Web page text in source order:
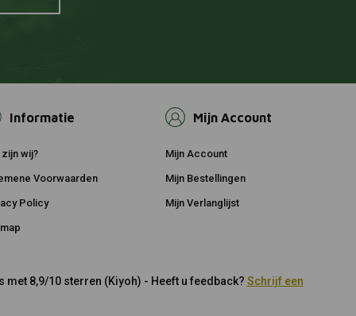
Informatie
zijn wij?
Voorwaarden
Policy
Mijn Account
Mijn Account
Mijn Bestellingen
Mijn Verlanglijst
met 8,9/10 sterren (Kiyoh) - Heeft u feedback? Schrijf een